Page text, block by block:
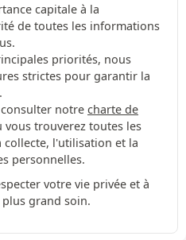
capitale à la
de toutes les informations
priorités, nous
strictes pour garantir la
notre charte de
vous trouverez toutes les
l'utilisation et la
personnelles.
votre vie privée et à
grand soin.